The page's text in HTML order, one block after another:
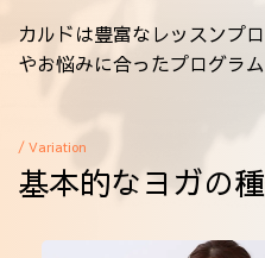
料金
法人会員
カルドは豊富なレッスンプ
やお悩みに合ったプログラ
/ Variation
基本的なヨガの